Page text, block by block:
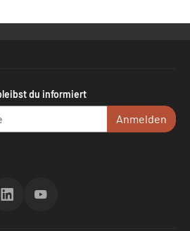
du informiert
Anmelden
LinkedInYouTube